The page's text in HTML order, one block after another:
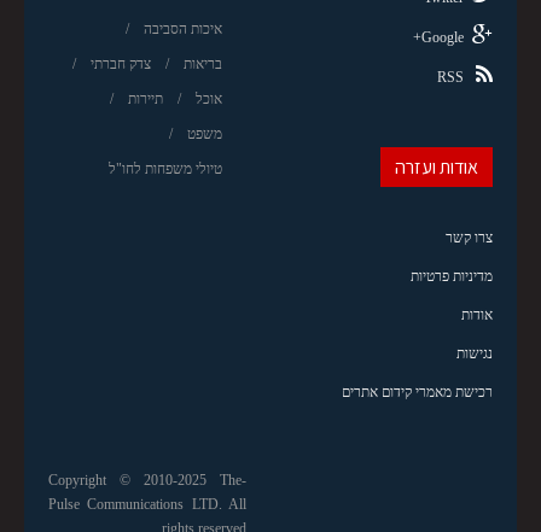
איכות הסביבה
בריאות צדק חברתי
אוכל תיירות
משפט
טיולי משפחות לחו"ל
Google+
RSS
אודות ועזרה
צרו קשר
מדיניות פרטיות
אודות
נגישות
רכישת מאמרי קידום אתרים
Copyright © 2010-2025 The-
Pulse Communications LTD. All
rights reserved